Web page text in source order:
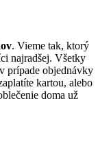
. Vieme tak, ktorý
najradšej. Všetky
prípade objednávky
kartou, alebo
doma už